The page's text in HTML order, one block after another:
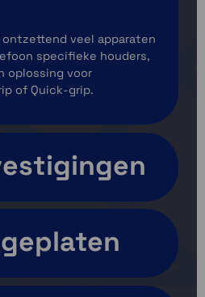
veel apparaten
specifieke houders,
oplossing voor
of Quick-grip.